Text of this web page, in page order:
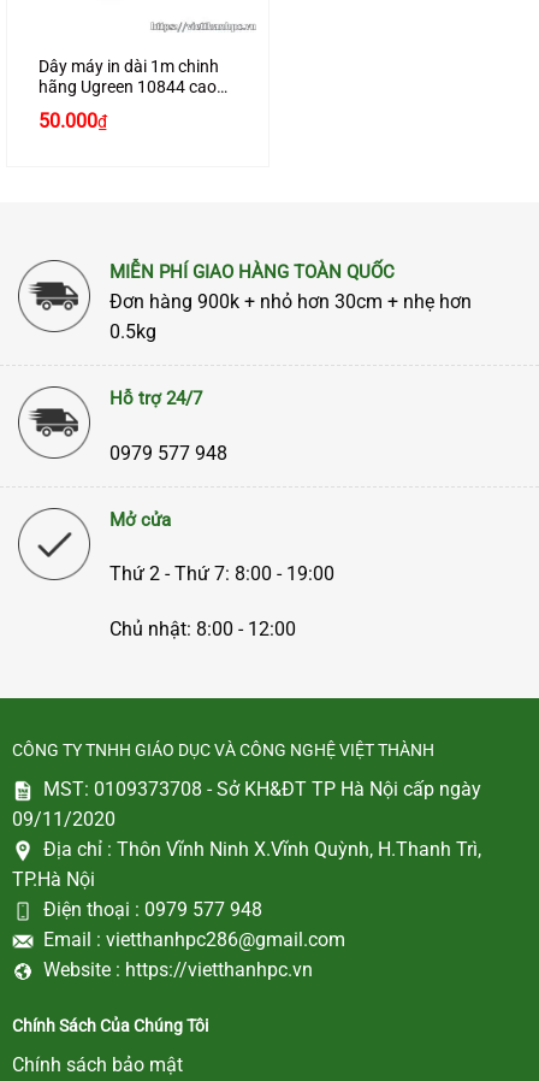
Dây máy in dài 1m chinh
hãng Ugreen 10844 cao
50.000₫
MIỄN PHÍ GIAO HÀNG TOÀN QUỐC
Đơn hàng 900k + nhỏ hơn 30cm + nhẹ hơn
0.5kg
Hỗ trợ 24/7
0979 577 948
Mở cửa
Thứ 2 - Thứ 7: 8:00 - 19:00
Chủ nhật: 8:00 - 12:00
CÔNG TY TNHH GIÁO DỤC VÀ CÔNG NGHỆ VIỆT THÀNH
MST: 0109373708 - Sở KH&ĐT TP Hà Nội cấp ngày
09/11/2020
Địa chỉ : Thôn Vĩnh Ninh X.Vĩnh Quỳnh, H.Thanh Trì,
TP.Hà Nội
Điện thoại : 0979 577 948
Email : vietthanhpc286@gmail.com
Website : https://vietthanhpc.vn
Chính Sách Của Chúng Tôi
Chính sách bảo mật